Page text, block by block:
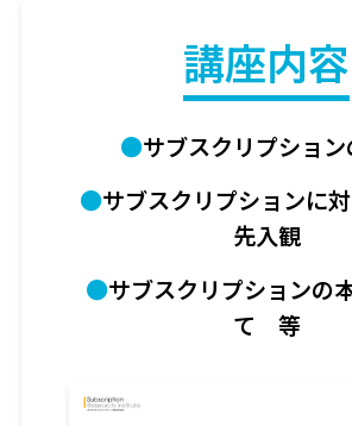
講座内容
サブスクリプショ
サブスクリプションに
先入観
サブスクリプションの
て 等